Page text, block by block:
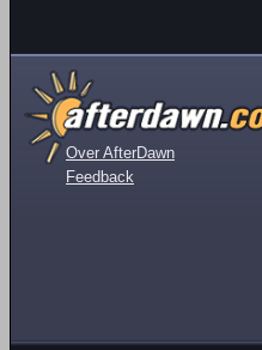
Over AfterDawn
Feedback